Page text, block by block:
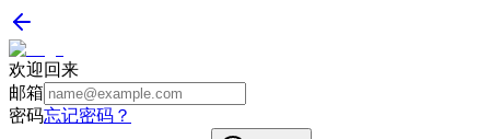
欢迎回来
邮箱
密码忘记密码？